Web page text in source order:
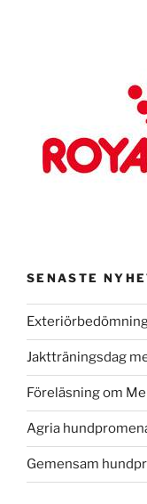
SENASTE
Jaktträningsdag
Föreläsning om
Agria
Gemensam